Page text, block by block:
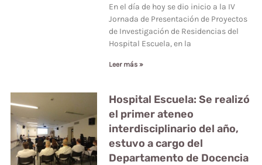
En el día de hoy se dio inicio a la IV
Jornada de Presentación de Proyectos
de Investigación de Residencias del
Hospital Escuela, en la
Leer más »
Hospital Escuela: Se realizó
el primer ateneo
interdisciplinario del año,
estuvo a cargo del
Departamento de Docencia